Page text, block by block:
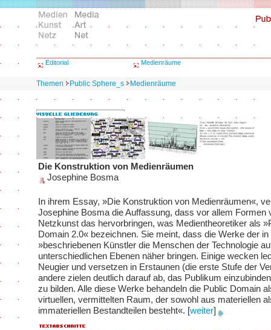
Editorial Medienräume
Themen Public Sphere_s Medienräume
Die Konstruktion von Medienräumen
Josephine Bosma
In ihrem Essay, »Die Konstruktion von Medienräumen«,
Josephine Bosma die Auffassung, dass vor allem Formen
Netzkunst das hervorbringen, was Medientheoretiker als
Domain 2.0« bezeichnen. Sie meint, dass die Werke der in
»beschriebenen Künstler die Menschen der Technologie
unterschiedlichen Ebenen näher bringen. Einige wecken
Neugier und versetzen in Erstaunen (die erste Stufe der
andere zielen deutlich darauf ab, das Publikum
zu bilden. Alle diese Werke behandeln die Public Domain
virtuellen, vermittelten Raum, der sowohl aus materiellen
immateriellen Bestandteilen besteht«. [weiter]